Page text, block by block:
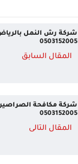
شركة رش النمل
0503152005
المقال السابق
شركة مكافحة الصراصير
0503152005
المقال التالى